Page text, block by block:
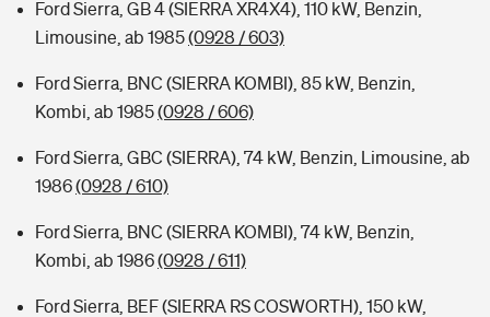
Ford Sierra, GB 4 (SIERRA XR4X4), 110 kW, Benzin,
Limousine, ab 1985(0928 / 603)
Ford Sierra, BNC (SIERRA KOMBI), 85 kW, Benzin,
Kombi, ab 1985(0928 / 606)
Ford Sierra, GBC (SIERRA), 74 kW, Benzin, Limousine, ab
1986(0928 / 610)
Ford Sierra, BNC (SIERRA KOMBI), 74 kW, Benzin,
Kombi, ab 1986(0928 / 611)
Ford Sierra, BEF (SIERRA RS COSWORTH), 150 kW,